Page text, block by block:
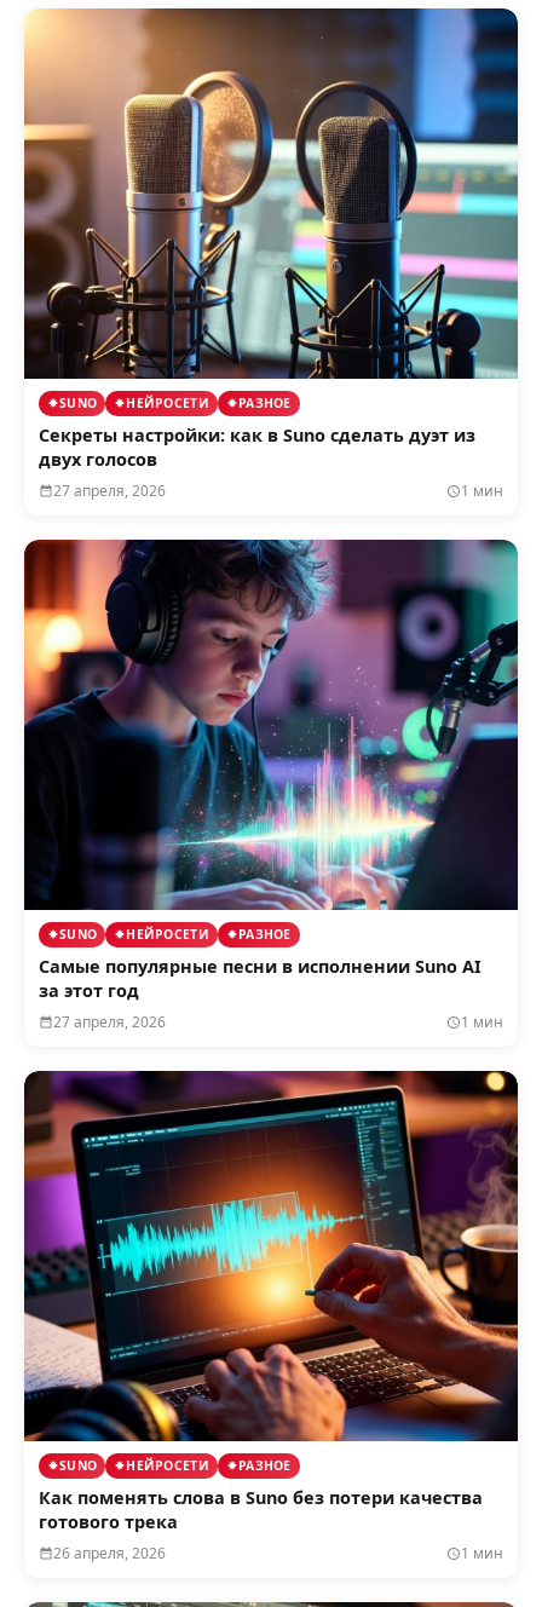
SUNO НЕЙРОСЕТИ РАЗНОЕ
Секреты настройки: как в Suno сделать дуэт из
двух голосов
27 апреля, 2026 1 мин
SUNO НЕЙРОСЕТИ РАЗНОЕ
Самые популярные песни в исполнении Suno AI
за этот год
27 апреля, 2026 1 мин
SUNO НЕЙРОСЕТИ РАЗНОЕ
Как поменять слова в Suno без потери качества
готового трека
26 апреля, 2026 1 мин